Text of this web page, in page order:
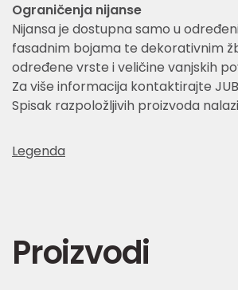
Ograničenja nijanse
Nijansa je dostupna samo u
fasadnim bojama te dekorativnim
određene vrste i veličine vanjskih
Za više informacija kontaktirajte
Spisak razpoložljivih proizvoda
Legenda
Proizvodi